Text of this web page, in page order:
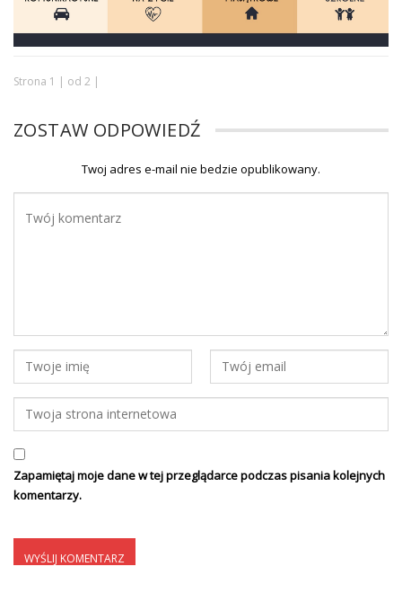
Strona 1 | od 2 |
ZOSTAW ODPOWIEDŹ
Twoj adres e-mail nie bedzie opublikowany.
Zapamiętaj moje dane w tej przeglądarce podczas pisania kolejnych
komentarzy.